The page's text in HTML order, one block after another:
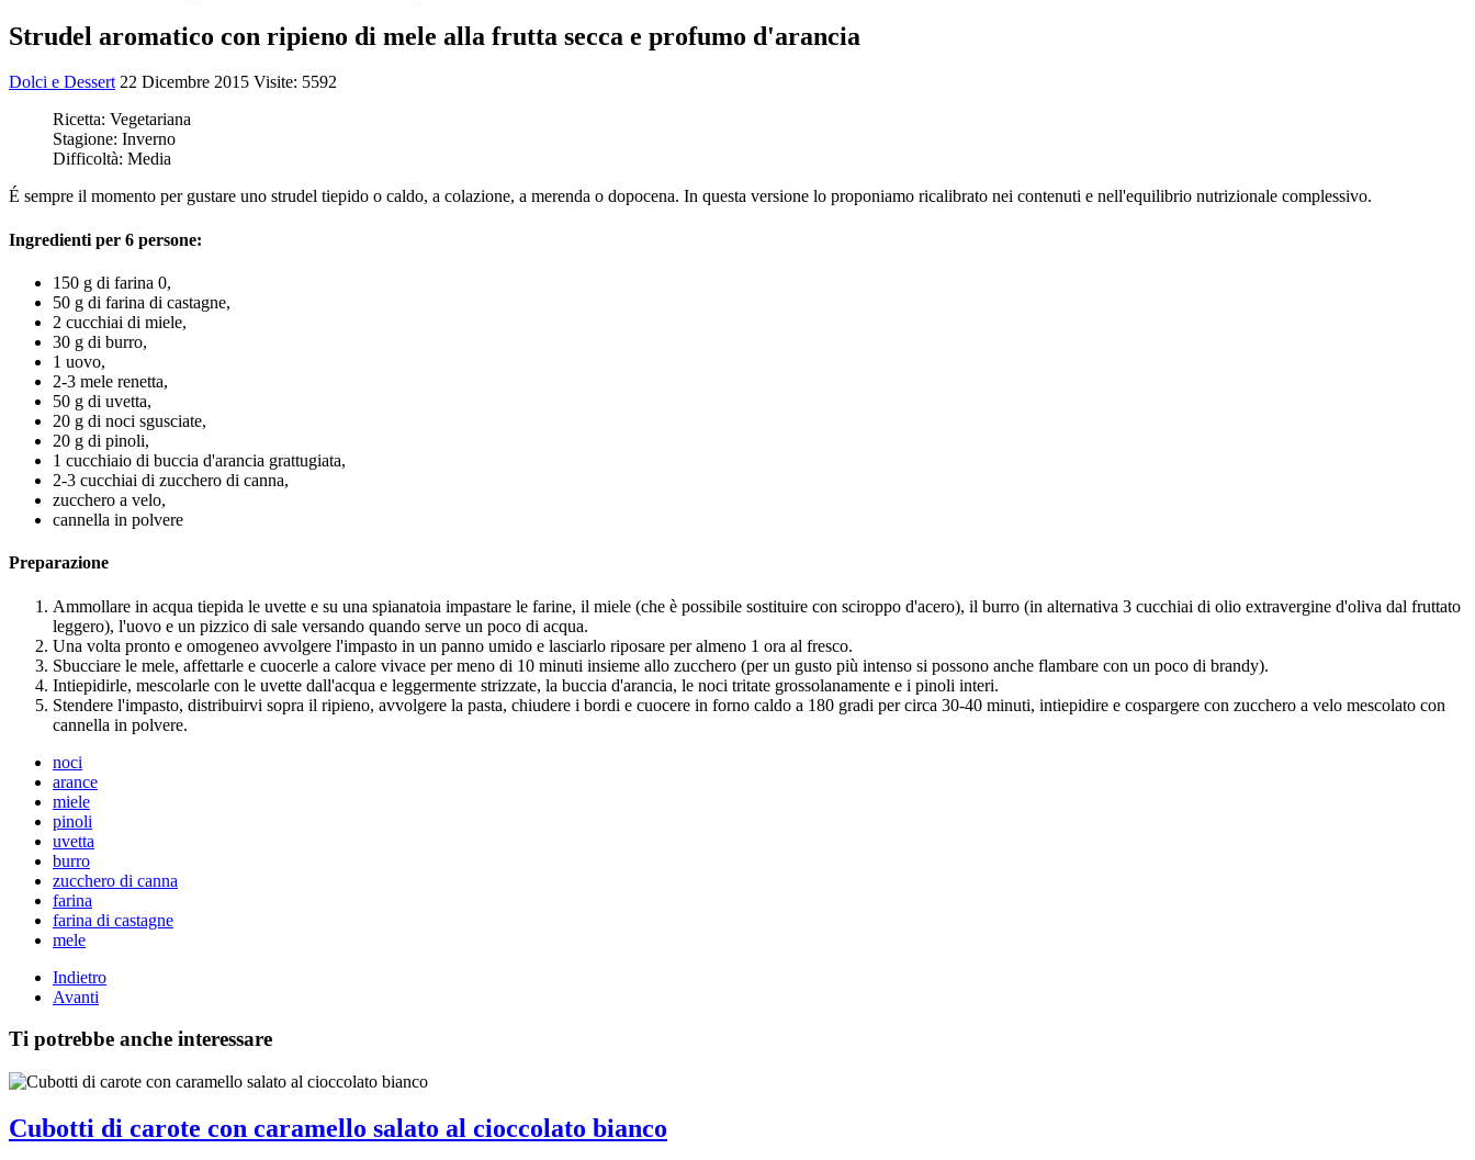
Strudel aromatico con ripieno di mele alla frutta secca e profumo d'arancia
Dolci e Dessert 22 Dicembre 2015 Visite: 5592
Ricetta: Vegetariana
Stagione: Inverno
Difficoltà: Media
É sempre il momento per gustare uno strudel tiepido o caldo, a colazione, a merenda o dopocena. In questa versione lo proponiamo ricalibrato nei contenuti e nell'equilibrio nutrizionale complessivo.
Ingredienti per 6 persone:
150 g di farina 0,
50 g di farina di castagne,
2 cucchiai di miele,
30 g di burro,
1 uovo,
2-3 mele renetta,
50 g di uvetta,
20 g di noci sgusciate,
20 g di pinoli,
1 cucchiaio di buccia d'arancia grattugiata,
2-3 cucchiai di zucchero di canna,
zucchero a velo,
cannella in polvere
Preparazione
Ammollare in acqua tiepida le uvette e su una spianatoia impastare le farine, il miele (che è possibile sostituire con sciroppo d'acero), il burro (in alternativa 3 cucchiai di olio extravergine d'oliva dal fruttato
leggero), l'uovo e un pizzico di sale versando quando serve un poco di acqua.
Una volta pronto e omogeneo avvolgere l'impasto in un panno umido e lasciarlo riposare per almeno 1 ora al fresco.
Sbucciare le mele, affettarle e cuocerle a calore vivace per meno di 10 minuti insieme allo zucchero (per un gusto più intenso si possono anche flambare con un poco di brandy).
Intiepidirle, mescolarle con le uvette dall'acqua e leggermente strizzate, la buccia d'arancia, le noci tritate grossolanamente e i pinoli interi.
Stendere l'impasto, distribuirvi sopra il ripieno, avvolgere la pasta, chiudere i bordi e cuocere in forno caldo a 180 gradi per circa 30-40 minuti, intiepidire e cospargere con zucchero a velo mescolato con
cannella in polvere.
noci
arance
miele
pinoli
uvetta
burro
zucchero di canna
farina
farina di castagne
mele
Indietro
Avanti
Ti potrebbe anche interessare
Cubotti di carote con caramello salato al cioccolato bianco